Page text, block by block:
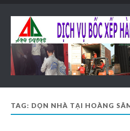
TAG: DỌN NHÀ TẠI HOÀNG